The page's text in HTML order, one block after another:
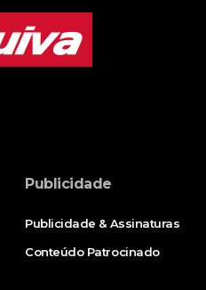
Publicidade
Publicidade & Assinaturas
Conteúdo Patrocinado